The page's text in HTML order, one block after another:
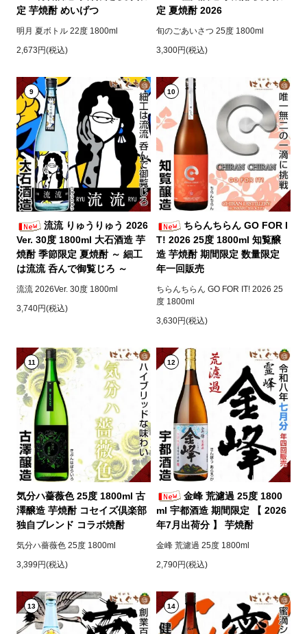
定 芋焼酎 めいげつ
明月 夏ボトル 22度 1800ml
2,673円(税込)
定 夏焼酎 2026
旬のごあいさつ 25度 1800ml
3,300円(税込)
9
流流 りゅうりゅう 2026
Ver. 30度 1800ml 大石酒造 芋
焼酎 季節限定 夏焼酎 ～ 細工
は流流 呑んで御覧じろ ～
流流 2026Ver. 30度 1800ml
3,740円(税込)
10
ちらんちらん GO FOR I
T! 2026 25度 1800ml 知覧醸
造 芋焼酎 期間限定 数量限定
年一回販売
ちらんちらん GO FOR IT! 2026 25
度 1800ml
3,630円(税込)
11
気分ハ薔薇色 25度 1800ml 古
澤醸造 芋焼酎 コセイズ倶楽部
独自ブレンド コラボ焼酎
気分ハ薔薇色 25度 1800ml
3,399円(税込)
12
金峰 荒濾過 25度 1800
ml 宇都酒造 期間限定 【 2026
年7月出荷分 】 芋焼酎
金峰 荒濾過 25度 1800ml
2,790円(税込)
13 14